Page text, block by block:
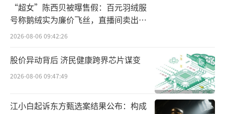
“超女”陈西贝被曝售假：百元羽绒服
号称鹅绒实为廉价飞丝，直播间卖出超
百万元
2026-08-06 09:42:26
股价异动背后 济民健康跨界芯片谋变
2026-08-06 09:47:49
江小白起诉东方甄选案结果公布：构成